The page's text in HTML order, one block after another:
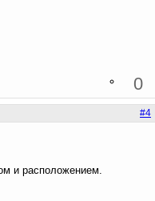
0
#4
и расположением.